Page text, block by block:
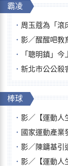
霸凌
周玉蔻為「滾床單
影／醒醒吧教育部
「聰明鎮」今
新北市公公殺
棒球
影／【運動人生】
國家運動產業
影／陳鏞基引
影／【運動人生】